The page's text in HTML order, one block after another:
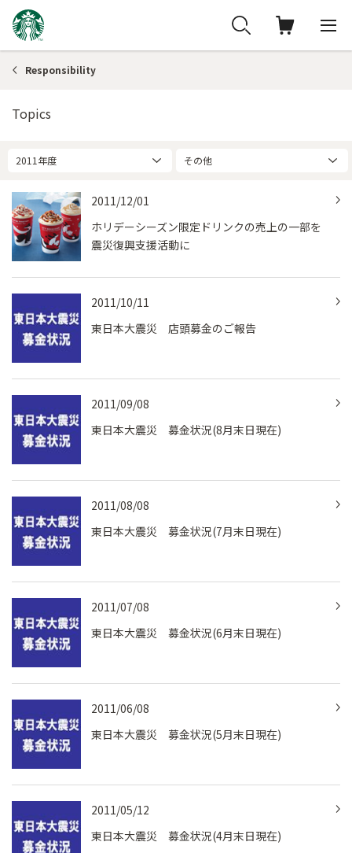
Responsibility
Topics
2011年度 その他
2011/12/01
ホリデーシーズン限定ドリンクの売上の一部を
震災復興支援活動に
2011/10/11
東日本大震災 店頭募金のご報告
2011/09/08
東日本大震災 募金状況(8月末日現在)
2011/08/08
東日本大震災 募金状況(7月末日現在)
2011/07/08
東日本大震災 募金状況(6月末日現在)
2011/06/08
東日本大震災 募金状況(5月末日現在)
2011/05/12
東日本大震災 募金状況(4月末日現在)